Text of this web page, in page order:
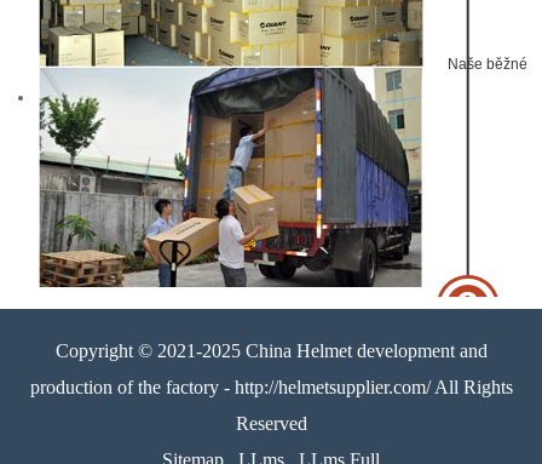
Naše běžné
Copyright © 2021-2025 China Helmet development and
production of the factory - http://helmetsupplier.com/ All Rights
Reserved